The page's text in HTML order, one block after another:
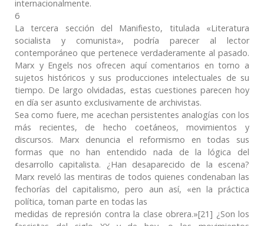
internacionalmente.
6
La tercera sección del Manifiesto, titulada «Literatura
socialista y comunista», podría parecer al lector
contemporáneo que pertenece verdaderamente al pasado.
Marx y Engels nos ofrecen aquí comentarios en torno a
sujetos históricos y sus producciones intelectuales de su
tiempo. De largo olvidadas, estas cuestiones parecen hoy
en día ser asunto exclusivamente de archivistas.
Sea como fuere, me acechan persistentes analogías con los
más recientes, de hecho coetáneos, movimientos y
discursos. Marx denuncia el reformismo en todas sus
formas que no han entendido nada de la lógica del
desarrollo capitalista. ¿Han desaparecido de la escena?
Marx reveló las mentiras de todos quienes condenaban las
fechorías del capitalismo, pero aun así, «en la práctica
política, toman parte en todas las
medidas de represión contra la clase obrera.»[21] ¿Son los